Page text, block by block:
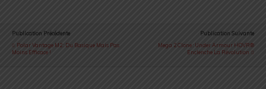
Publication Précédente
Polar Vantage M2 : Du Basique Mais Pas
Moins Efficace !
Publication Suivante
Mega 2 Clone : Under Armour HOVR®
Enclenche La Révolution